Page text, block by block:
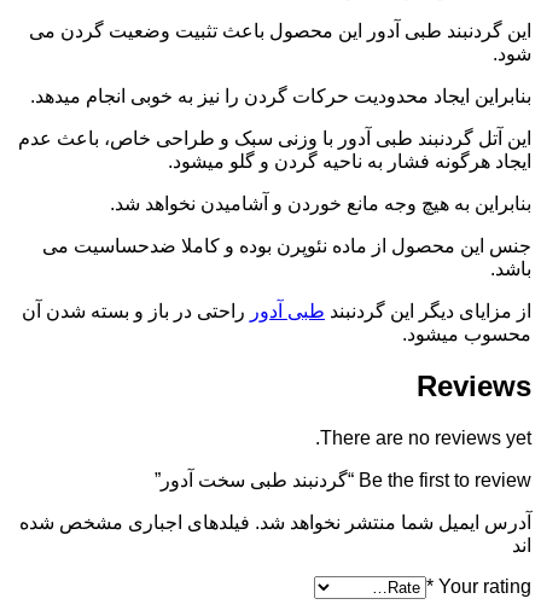
این گردنبند طبی آدور این محصول باعث تثبیت وضعیت گردن می
شود.
بنابراین ایجاد محدودیت حرکات گردن را نیز به خوبی انجام میدهد.
این آتل گردنبند طبی آدور با وزنی سبک و طراحی خاص، باعث عدم
ایجاد هرگونه فشار به ناحیه گردن و گلو میشود.
بنابراین به هیچ وجه مانع خوردن و آشامیدن نخواهد شد.
جنس این محصول از ماده نئوپرن بوده و کاملا ضدحساسیت می
باشد.
از مزایای دیگر این گردنبند طبی آدور راحتی در باز و بسته شدن آن
محسوب میشود.
Reviews
There are no reviews yet.
Be the first to review “گردنبند طبی سخت آدور”
آدرس ایمیل شما منتشر نخواهد شد. فیلدهای اجباری مشخص شده
اند
Your rating
*